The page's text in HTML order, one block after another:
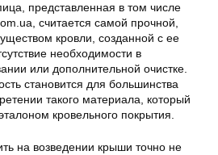
представленная в том числе
считается самой прочной,
кровли, созданной с ее
необходимости в
или дополнительной очистке.
становится для большинства
такого материала, который
кровельного покрытия.
на возведении крыши точно не